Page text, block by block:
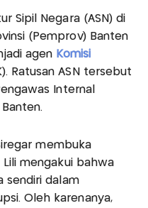
Sipil Negara (ASN) di
(Pemprov) Banten
agen Komisi
Ratusan ASN tersebut
Internal
membuka
mengakui bahwa
sendiri dalam
Oleh karenanya,